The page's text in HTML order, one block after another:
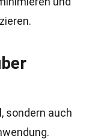
sondern auch